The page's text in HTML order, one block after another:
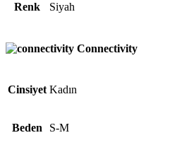
Renk Siyah
Connectivity
Cinsiyet Kadın
Beden S-M